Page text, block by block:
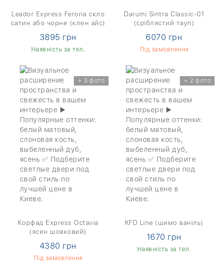
Leador Express Ferona скло
сатин або чорне (клен айс)
3895 грн
Наявність за тел.
Darumi Sintra Classic-01
(сріблястий тауп)
6070 грн
Під замовлення
+ 3 фото
Корфад Express Octavia
(ясен шовковий)
4380 грн
Під замовлення
+ 2 фото
KFD Line (шимо ваніль)
1670 грн
Наявність за тел.